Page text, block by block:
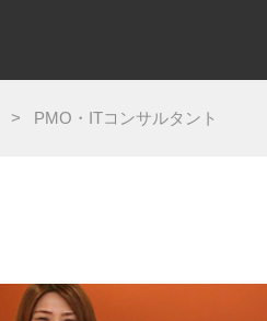
PMO・ITコンサルタント